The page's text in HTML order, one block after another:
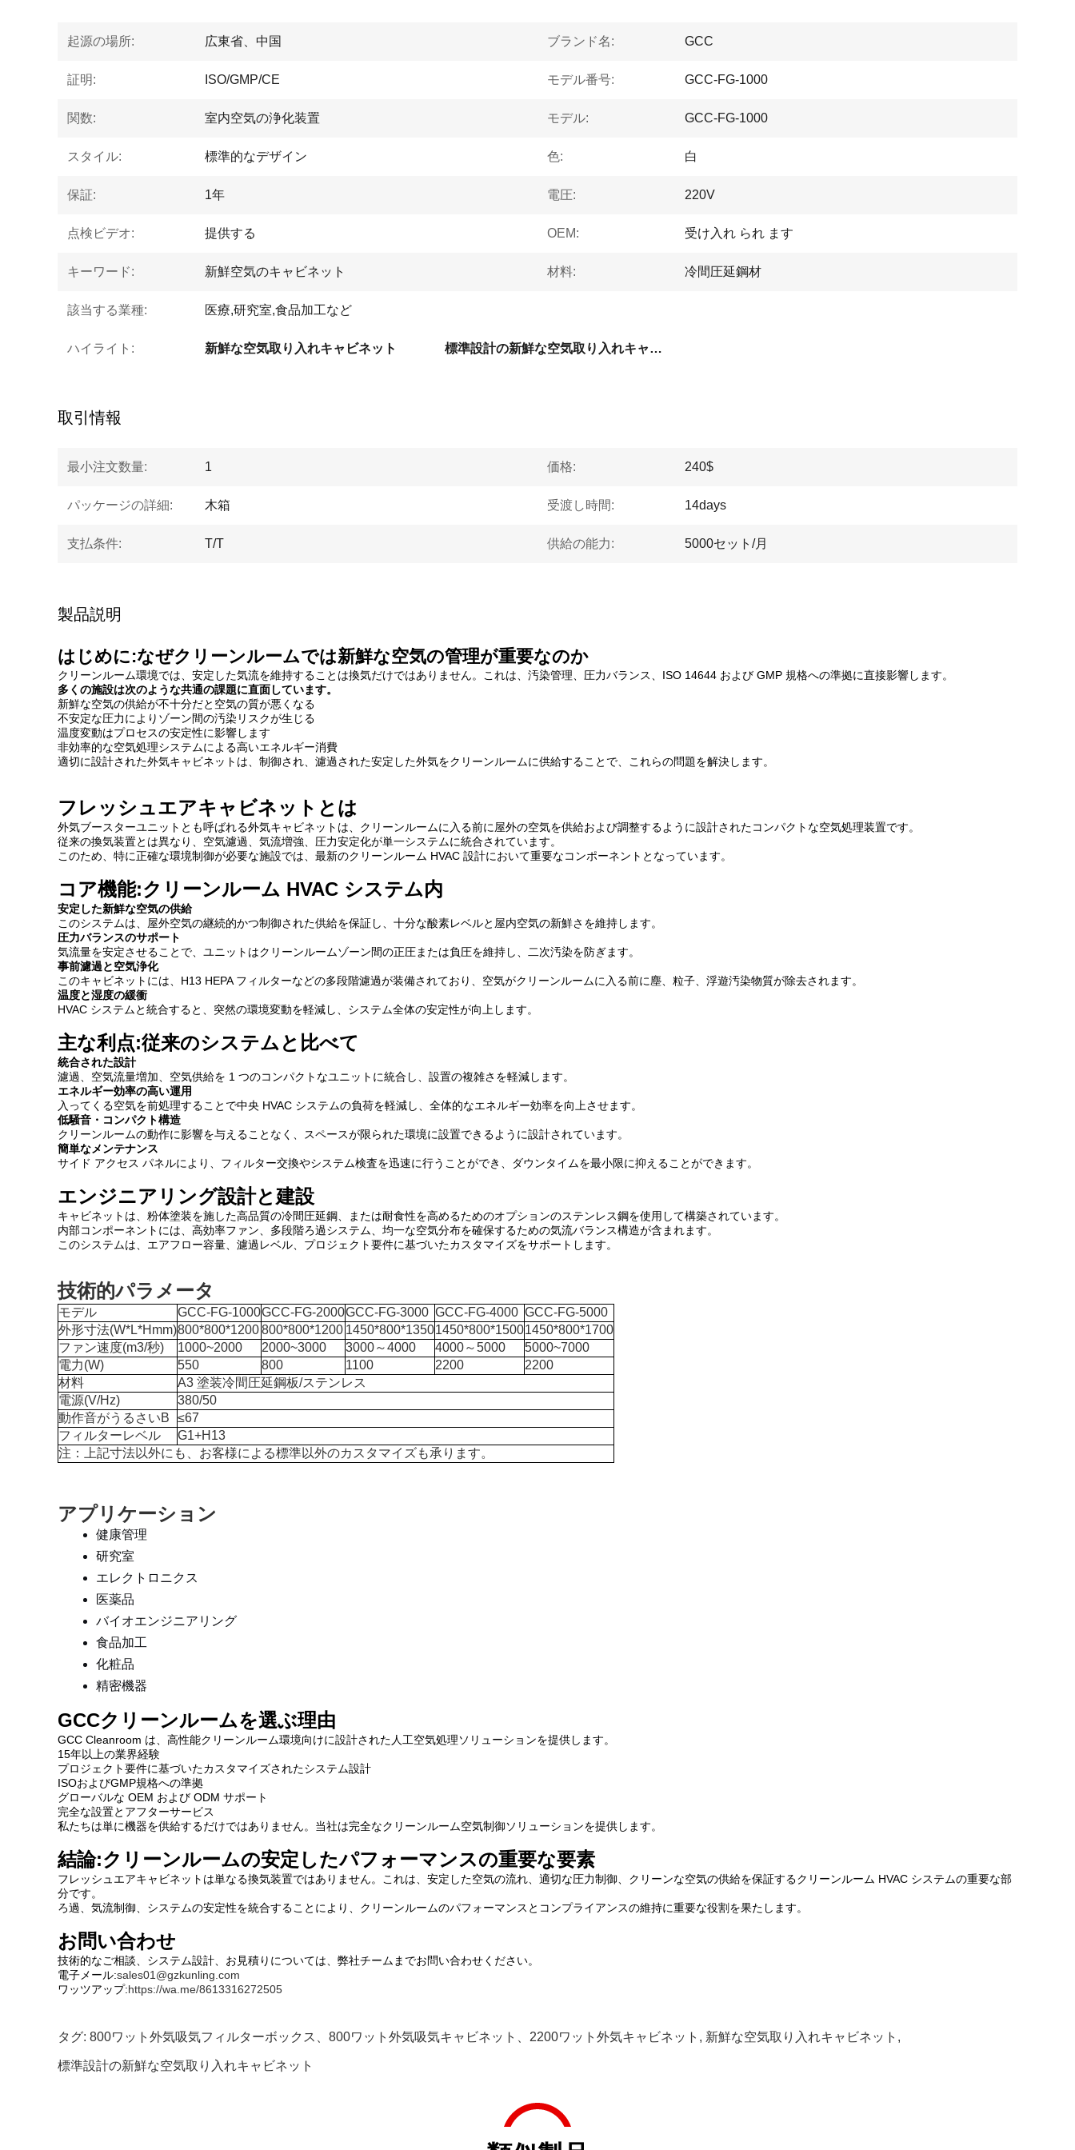
起源の場所: 広東省、中国 ブランド名: GCC
証明: ISO/GMP/CE モデル番号: GCC-FG-1000
関数: 室内空気の浄化装置 モデル: GCC-FG-1000
スタイル: 標準的なデザイン 色: 白
保証: 1年 電圧: 220V
点検ビデオ: 提供する OEM: 受け入れ られ ます
キーワード: 新鮮空気のキャビネット 材料: 冷間圧延鋼材
該当する業種: 医療,研究室,食品加工など
ハイライト: 新鮮な空気取り入れキャビネット 標準設計の新鮮な空気取り入れキャビネット
取引情報
最小注文数量: 1 価格: 240$
パッケージの詳細: 木箱 受渡し時間: 14days
支払条件: T/T 供給の能力: 5000セット/月
製品説明
はじめに:なぜクリーンルームでは新鮮な空気の管理が重要なのか
クリーンルーム環境では、安定した気流を維持することは換気だけではありません。これは、汚染管理、圧力バランス、ISO 14644 および GMP 規格への準拠に直接影響します。
多くの施設は次のような共通の課題に直面しています。
新鮮な空気の供給が不十分だと空気の質が悪くなる
不安定な圧力によりゾーン間の汚染リスクが生じる
温度変動はプロセスの安定性に影響します
非効率的な空気処理システムによる高いエネルギー消費
適切に設計された外気キャビネットは、制御され、濾過された安定した外気をクリーンルームに供給することで、これらの問題を解決します。
フレッシュエアキャビネットとは
外気ブースターユニットとも呼ばれる外気キャビネットは、クリーンルームに入る前に屋外の空気を供給および調整するように設計されたコンパクトな空気処理装置です。
従来の換気装置とは異なり、空気濾過、気流増強、圧力安定化が単一システムに統合されています。
このため、特に正確な環境制御が必要な施設では、最新のクリーンルーム HVAC 設計において重要なコンポーネントとなっています。
コア機能:クリーンルーム HVAC システム内
安定した新鮮な空気の供給
このシステムは、屋外空気の継続的かつ制御された供給を保証し、十分な酸素レベルと屋内空気の新鮮さを維持します。
圧力バランスのサポート
気流量を安定させることで、ユニットはクリーンルームゾーン間の正圧または負圧を維持し、二次汚染を防ぎます。
事前濾過と空気浄化
このキャビネットには、H13 HEPA フィルターなどの多段階濾過が装備されており、空気がクリーンルームに入る前に塵、粒子、浮遊汚染物質が除去されます。
温度と湿度の緩衝
HVAC システムと統合すると、突然の環境変動を軽減し、システム全体の安定性が向上します。
主な利点:従来のシステムと比べて
統合された設計
濾過、空気流量増加、空気供給を 1 つのコンパクトなユニットに統合し、設置の複雑さを軽減します。
エネルギー効率の高い運用
入ってくる空気を前処理することで中央 HVAC システムの負荷を軽減し、全体的なエネルギー効率を向上させます。
低騒音・コンパクト構造
クリーンルームの動作に影響を与えることなく、スペースが限られた環境に設置できるように設計されています。
簡単なメンテナンス
サイド アクセス パネルにより、フィルター交換やシステム検査を迅速に行うことができ、ダウンタイムを最小限に抑えることができます。
エンジニアリング設計と建設
キャビネットは、粉体塗装を施した高品質の冷間圧延鋼、または耐食性を高めるためのオプションのステンレス鋼を使用して構築されています。
内部コンポーネントには、高効率ファン、多段階ろ過システム、均一な空気分布を確保するための気流バランス構造が含まれます。
このシステムは、エアフロー容量、濾過レベル、プロジェクト要件に基づいたカスタマイズをサポートします。
技術的パラメータ
モデル GCC-FG-1000GCC-FG-2000GCC-FG-3000 GCC-FG-4000 GCC-FG-5000
外形寸法(W*L*Hmm)800*800*1200800*800*1200 1450*800*13501450*800*15001450*800*1700
ファン速度(m3/秒)
1000~2000 2000~3000 3000～4000 4000～5000
5000~7000
電力(W)
550 800 1100 2200
2200
材料
A3 塗装冷間圧延鋼板/ステンレス
電源(V/Hz)
380/50
動作音がうるさいB
≤67
フィルターレベル
G1+H13
注：上記寸法以外にも、お客様による標準以外のカスタマイズも承ります。
アプリケーション
健康管理
研究室
エレクトロニクス
医薬品
バイオエンジニアリング
食品加工
化粧品
精密機器
GCCクリーンルームを選ぶ理由
GCC Cleanroom は、高性能クリーンルーム環境向けに設計された人工空気処理ソリューションを提供します。
15年以上の業界経験
プロジェクト要件に基づいたカスタマイズされたシステム設計
ISOおよびGMP規格への準拠
グローバルな OEM および ODM サポート
完全な設置とアフターサービス
私たちは単に機器を供給するだけではありません。当社は完全なクリーンルーム空気制御ソリューションを提供します。
結論:クリーンルームの安定したパフォーマンスの重要な要素
フレッシュエアキャビネットは単なる換気装置ではありません。これは、安定した空気の流れ、適切な圧力制御、クリーンな空気の供給を保証するクリーンルーム HVAC システムの重要な部
分です。
ろ過、気流制御、システムの安定性を統合することにより、クリーンルームのパフォーマンスとコンプライアンスの維持に重要な役割を果たします。
お問い合わせ
技術的なご相談、システム設計、お見積りについては、弊社チームまでお問い合わせください。
電子メール:sales01@gzkunling.com
ワッツアップ:https://wa.me/8613316272505
タグ: 800ワット外気吸気フィルターボックス、800ワット外気吸気キャビネット、2200ワット外気キャビネット , 新鮮な空気取り入れキャビネット ,
標準設計の新鮮な空気取り入れキャビネット